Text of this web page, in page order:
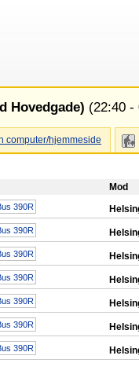
Hovedgade) (22:40 -
computer/hjemmeside
Mod
390R
390R
390R
390R
390R
390R
390R